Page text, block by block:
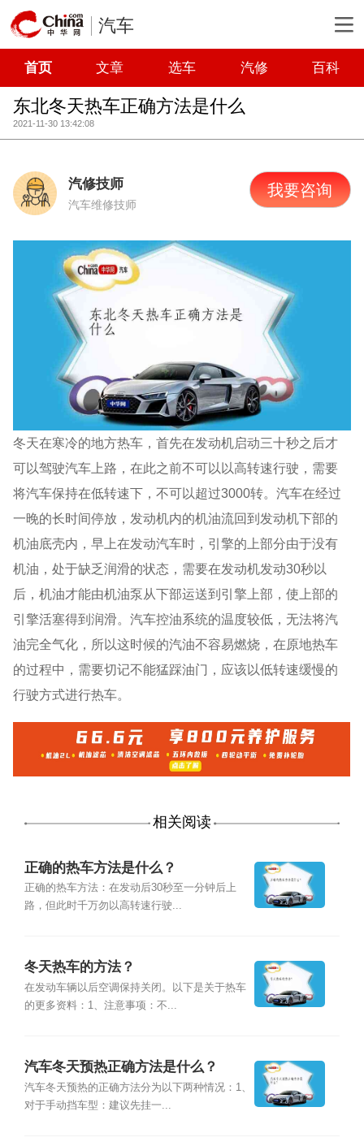
汽车
首页 文章 选车 汽修 百科
东北冬天热车正确方法是什么
2021-11-30 13:42:08
汽修技师
汽车维修技师
我要咨询
冬天在寒冷的地方热车，首先在发动机启动三十秒之后才
可以驾驶汽车上路，在此之前不可以以高转速行驶，需要
将汽车保持在低转速下，不可以超过3000转。汽车在经过
一晚的长时间停放，发动机内的机油流回到发动机下部的
机油底壳内，早上在发动汽车时，引擎的上部分由于没有
机油，处于缺乏润滑的状态，需要在发动机发动30秒以
后，机油才能由机油泵从下部运送到引擎上部，使上部的
引擎活塞得到润滑。汽车控油系统的温度较低，无法将汽
油完全气化，所以这时候的汽油不容易燃烧，在原地热车
的过程中，需要切记不能猛踩油门，应该以低转速缓慢的
行驶方式进行热车。
相关阅读
正确的热车方法是什么？
正确的热车方法：在发动后30秒至一分钟后上
路，但此时千万勿以高转速行驶...
冬天热车的方法？
在发动车辆以后空调保持关闭。以下是关于热车
的更多资料：1、注意事项：不...
汽车冬天预热正确方法是什么？
汽车冬天预热的正确方法分为以下两种情况：1、
对于手动挡车型：建议先挂一...